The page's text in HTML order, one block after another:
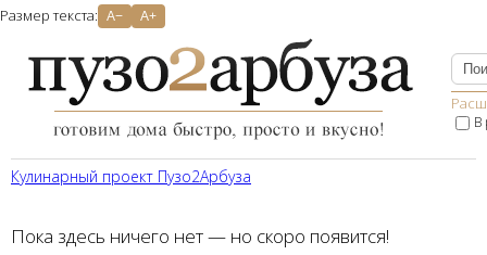
Размер текста: A− A+
В
Кулинарный проект Пузо2Aрбуза
Пока здесь ничего нет — но скоро появится!